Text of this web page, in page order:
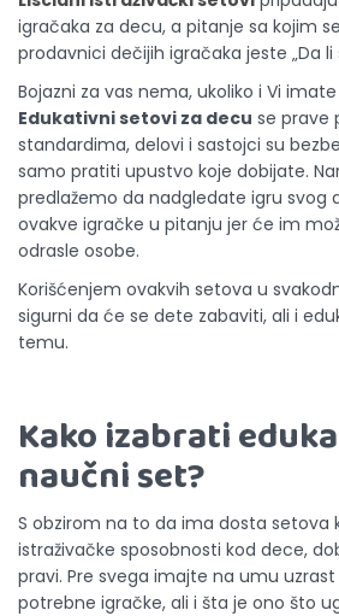
igračaka za decu, a pitanje sa kojim
prodavnici dečijih igračaka jeste „Da li
Bojazni za vas nema, ukoliko i Vi
Edukativni setovi za decu se prave
standardima, delovi i sastojci su
samo pratiti upustvo koje dobijate.
predlažemo da nadgledate igru svog
ovakve igračke u pitanju jer će im
odrasle osobe.
Korišćenjem ovakvih setova u
sigurni da će se dete zabaviti, ali i
temu.
Kako izabrati
naučni set?
S obzirom na to da ima dosta setova
istraživačke sposobnosti kod dece,
pravi. Pre svega imajte na umu uzrast
potrebne igračke, ali i šta je ono što